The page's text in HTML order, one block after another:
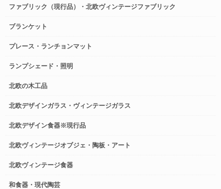
ファブリック（現行品）・北欧ヴィンテージファブリック
ブランケット
プレース・ランチョンマット
ランプシェード・照明
北欧の木工品
北欧デザインガラス・ヴィンテージガラス
北欧デザイン食器※現行品
北欧ヴィンテージオブジェ・陶板・アート
北欧ヴィンテージ食器
和食器・現代陶芸